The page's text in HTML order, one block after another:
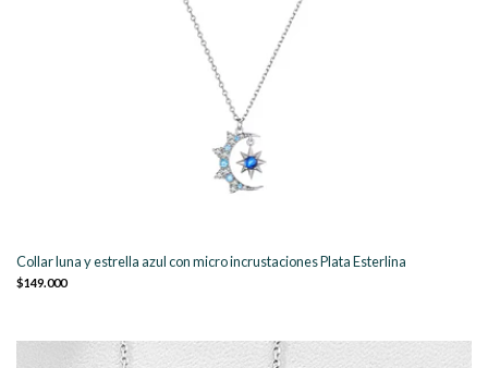
Collar luna y estrella azul con micro incrustaciones Plata Esterlina
$149.000